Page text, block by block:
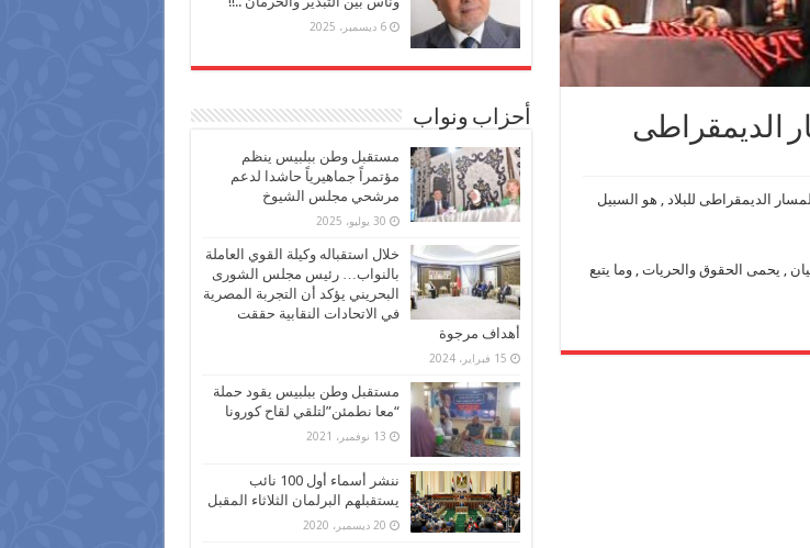
الديمقراطى
الديمقراطى للبلاد , هو السبيل
ما جاء فى البيان , يحمى الحقوق والحريات , وما يتبع
6 ديسمبر، 2025
أحزاب ونواب
مستقبل وطن ببلبيس ينظم
مؤتمراً جماهيرياً حاشدا لدعم
مرشحي مجلس الشيوخ
30 يوليو، 2025
خلال استقباله وكيلة القوي العاملة
بالنواب… رئيس مجلس الشورى
البحريني يؤكد أن التجربة المصرية
في الاتحادات النقابية حققت
أهداف مرجوة
15 فبراير، 2024
مستقبل وطن ببلبيس يقود حملة
“معا نطمئن”لتلقي لقاح كورونا
13 نوفمبر، 2021
ننشر أسماء أول 100 نائب
يستقبلهم البرلمان الثلاثاء المقبل
20 ديسمبر، 2020